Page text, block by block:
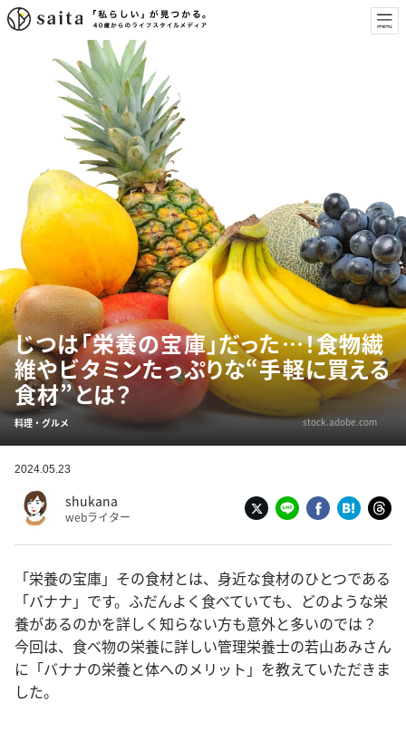
じつは「栄養の宝庫」だった…！食物繊
維やビタミンたっぷりな“手軽に買える
食材”とは？
料理・グルメ stock.adobe.com
2024.05.23
shukana
webライター
「栄養の宝庫」その食材とは、身近な食材のひとつである
「バナナ」です。ふだんよく食べていても、どのような栄
養があるのかを詳しく知らない方も意外と多いのでは？
今回は、食べ物の栄養に詳しい管理栄養士の若山あみさん
に「バナナの栄養と体へのメリット」を教えていただきま
した。